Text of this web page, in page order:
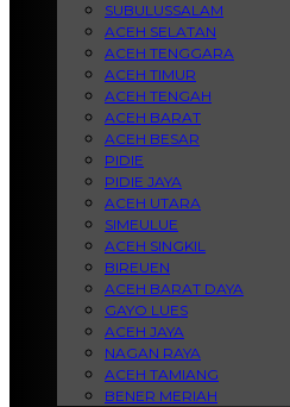
SUBULUSSALAM
ACEH SELATAN
ACEH TENGGARA
ACEH TIMUR
ACEH TENGAH
ACEH BARAT
ACEH BESAR
PIDIE
PIDIE JAYA
ACEH UTARA
SIMEULUE
ACEH SINGKIL
BIREUEN
ACEH BARAT DAYA
GAYO LUES
ACEH JAYA
NAGAN RAYA
ACEH TAMIANG
BENER MERIAH